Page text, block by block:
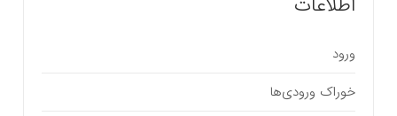
ورود
خوراک ورودی‌ها